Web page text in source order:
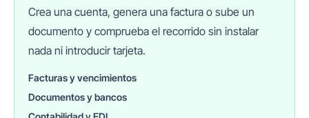
Crea una cuenta, genera una factura o sube un
documento y comprueba el recorrido sin instalar
nada ni introducir tarjeta.
Facturas y vencimientos
Documentos y bancos
FINANEDI
Hablemos ahora